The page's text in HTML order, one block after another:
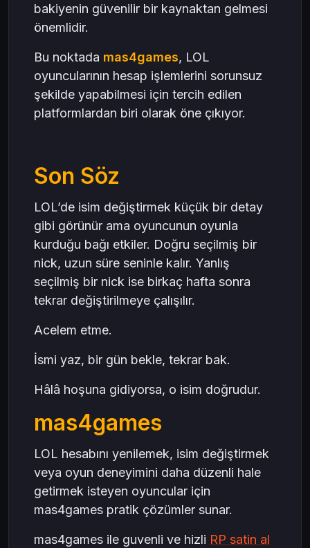
bakiyenin güvenilir bir kaynaktan gelmesi
önemlidir.
Bu noktada mas4games, LOL
oyuncularının hesap işlemlerini sorunsuz
şekilde yapabilmesi için tercih edilen
platformlardan biri olarak öne çıkıyor.
Son Söz
LOL’de isim değiştirmek küçük bir detay
gibi görünür ama oyuncunun oyunla
kurduğu bağı etkiler. Doğru seçilmiş bir
nick, uzun süre seninle kalır. Yanlış
seçilmiş bir nick ise birkaç hafta sonra
tekrar değiştirilmeye çalışılır.
Acelem etme.
İsmi yaz, bir gün bekle, tekrar bak.
Hâlâ hoşuna gidiyorsa, o isim doğrudur.
mas4games
LOL hesabını yenilemek, isim değiştirmek
veya oyun deneyimini daha düzenli hale
getirmek isteyen oyuncular için
mas4games pratik çözümler sunar.
mas4games ile guvenli ve hizli RP satin al